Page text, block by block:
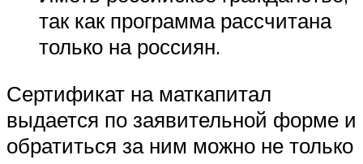
так как программа рассчитана
только на россиян.
Сертификат на маткапитал
выдается по заявительной форме и
обратиться за ним можно не только